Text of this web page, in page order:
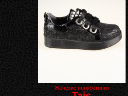
Женские полуботинки